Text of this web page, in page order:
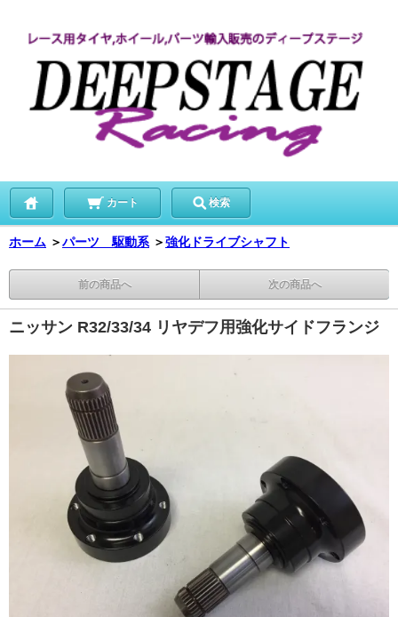
カート 検索
ホーム ＞パーツ 駆動系 ＞強化ドライブシャフト
前の商品へ 次の商品へ
ニッサン R32/33/34 リヤデフ用強化サイドフランジ